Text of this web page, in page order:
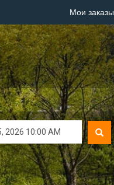
Мои заказы